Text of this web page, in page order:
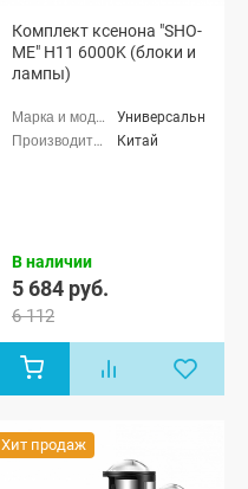
Комплект ксенона "SHO-
ME" H11 6000K (блоки и
лампы)
Универсальные
Китай
В наличии
5 684 руб.
6 112
Хит продаж